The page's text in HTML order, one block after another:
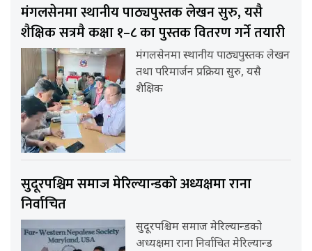
मंगलसेनमा स्थानीय पाठ्यपुस्तक लेखन सुरु, यसै
शैक्षिक सत्रमै कक्षा १–८ का पुस्तक वितरण गर्ने तयारी
मंगलसेनमा स्थानीय पाठ्यपुस्तक लेखन
तथा परिमार्जन प्रक्रिया सुरु, यसै
शैक्षिक
सुदूरपश्चिम समाज मेरिल्यान्डको अध्यक्षमा राना
निर्वाचित
सुदूरपश्चिम समाज मेरिल्यान्डको
अध्यक्षमा राना निर्वाचित मेरिल्यान्ड